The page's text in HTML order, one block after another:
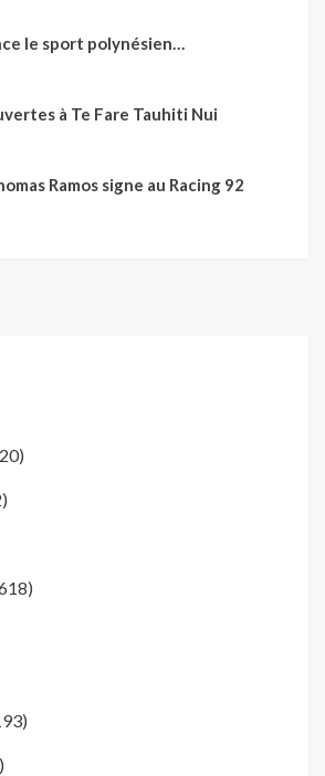
le sport polynésien…
à Te Fare Tauhiti Nui
Ramos signe au Racing 92